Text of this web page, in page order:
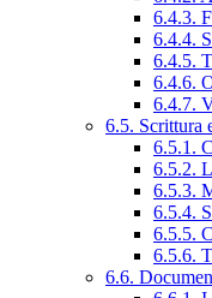
6.4.3.
6.4.4.
6.4.5.
6.4.6.
6.4.7.
6.5. Scrittura
6.5.1.
6.5.2.
6.5.3.
6.5.4.
6.5.5.
6.5.6.
6.6.